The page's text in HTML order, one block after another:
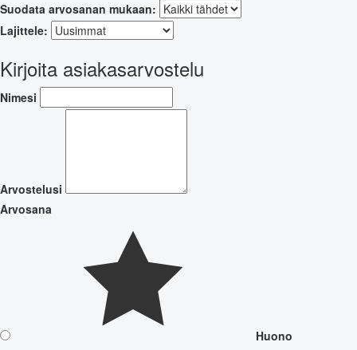
Suodata arvosanan mukaan:
Lajittele:
Kirjoita asiakasarvostelu
Nimesi
Arvostelusi
Arvosana
Huono